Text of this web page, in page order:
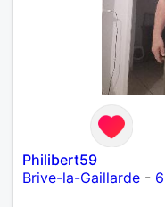
Philibert59
Brive-la-Gaillarde -